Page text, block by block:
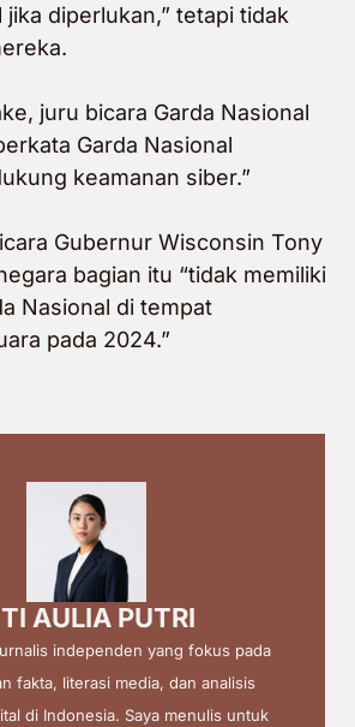
diperlukan,” tetapi tidak
juru bicara Garda Nasional
Garda Nasional
keamanan siber.”
Gubernur Wisconsin Tony
bagian itu “tidak memiliki
Nasional di tempat
pada 2024.”
AULIA PUTRI
independen yang fokus pada
fakta, literasi media, dan analisis
di Indonesia. Saya menulis untuk